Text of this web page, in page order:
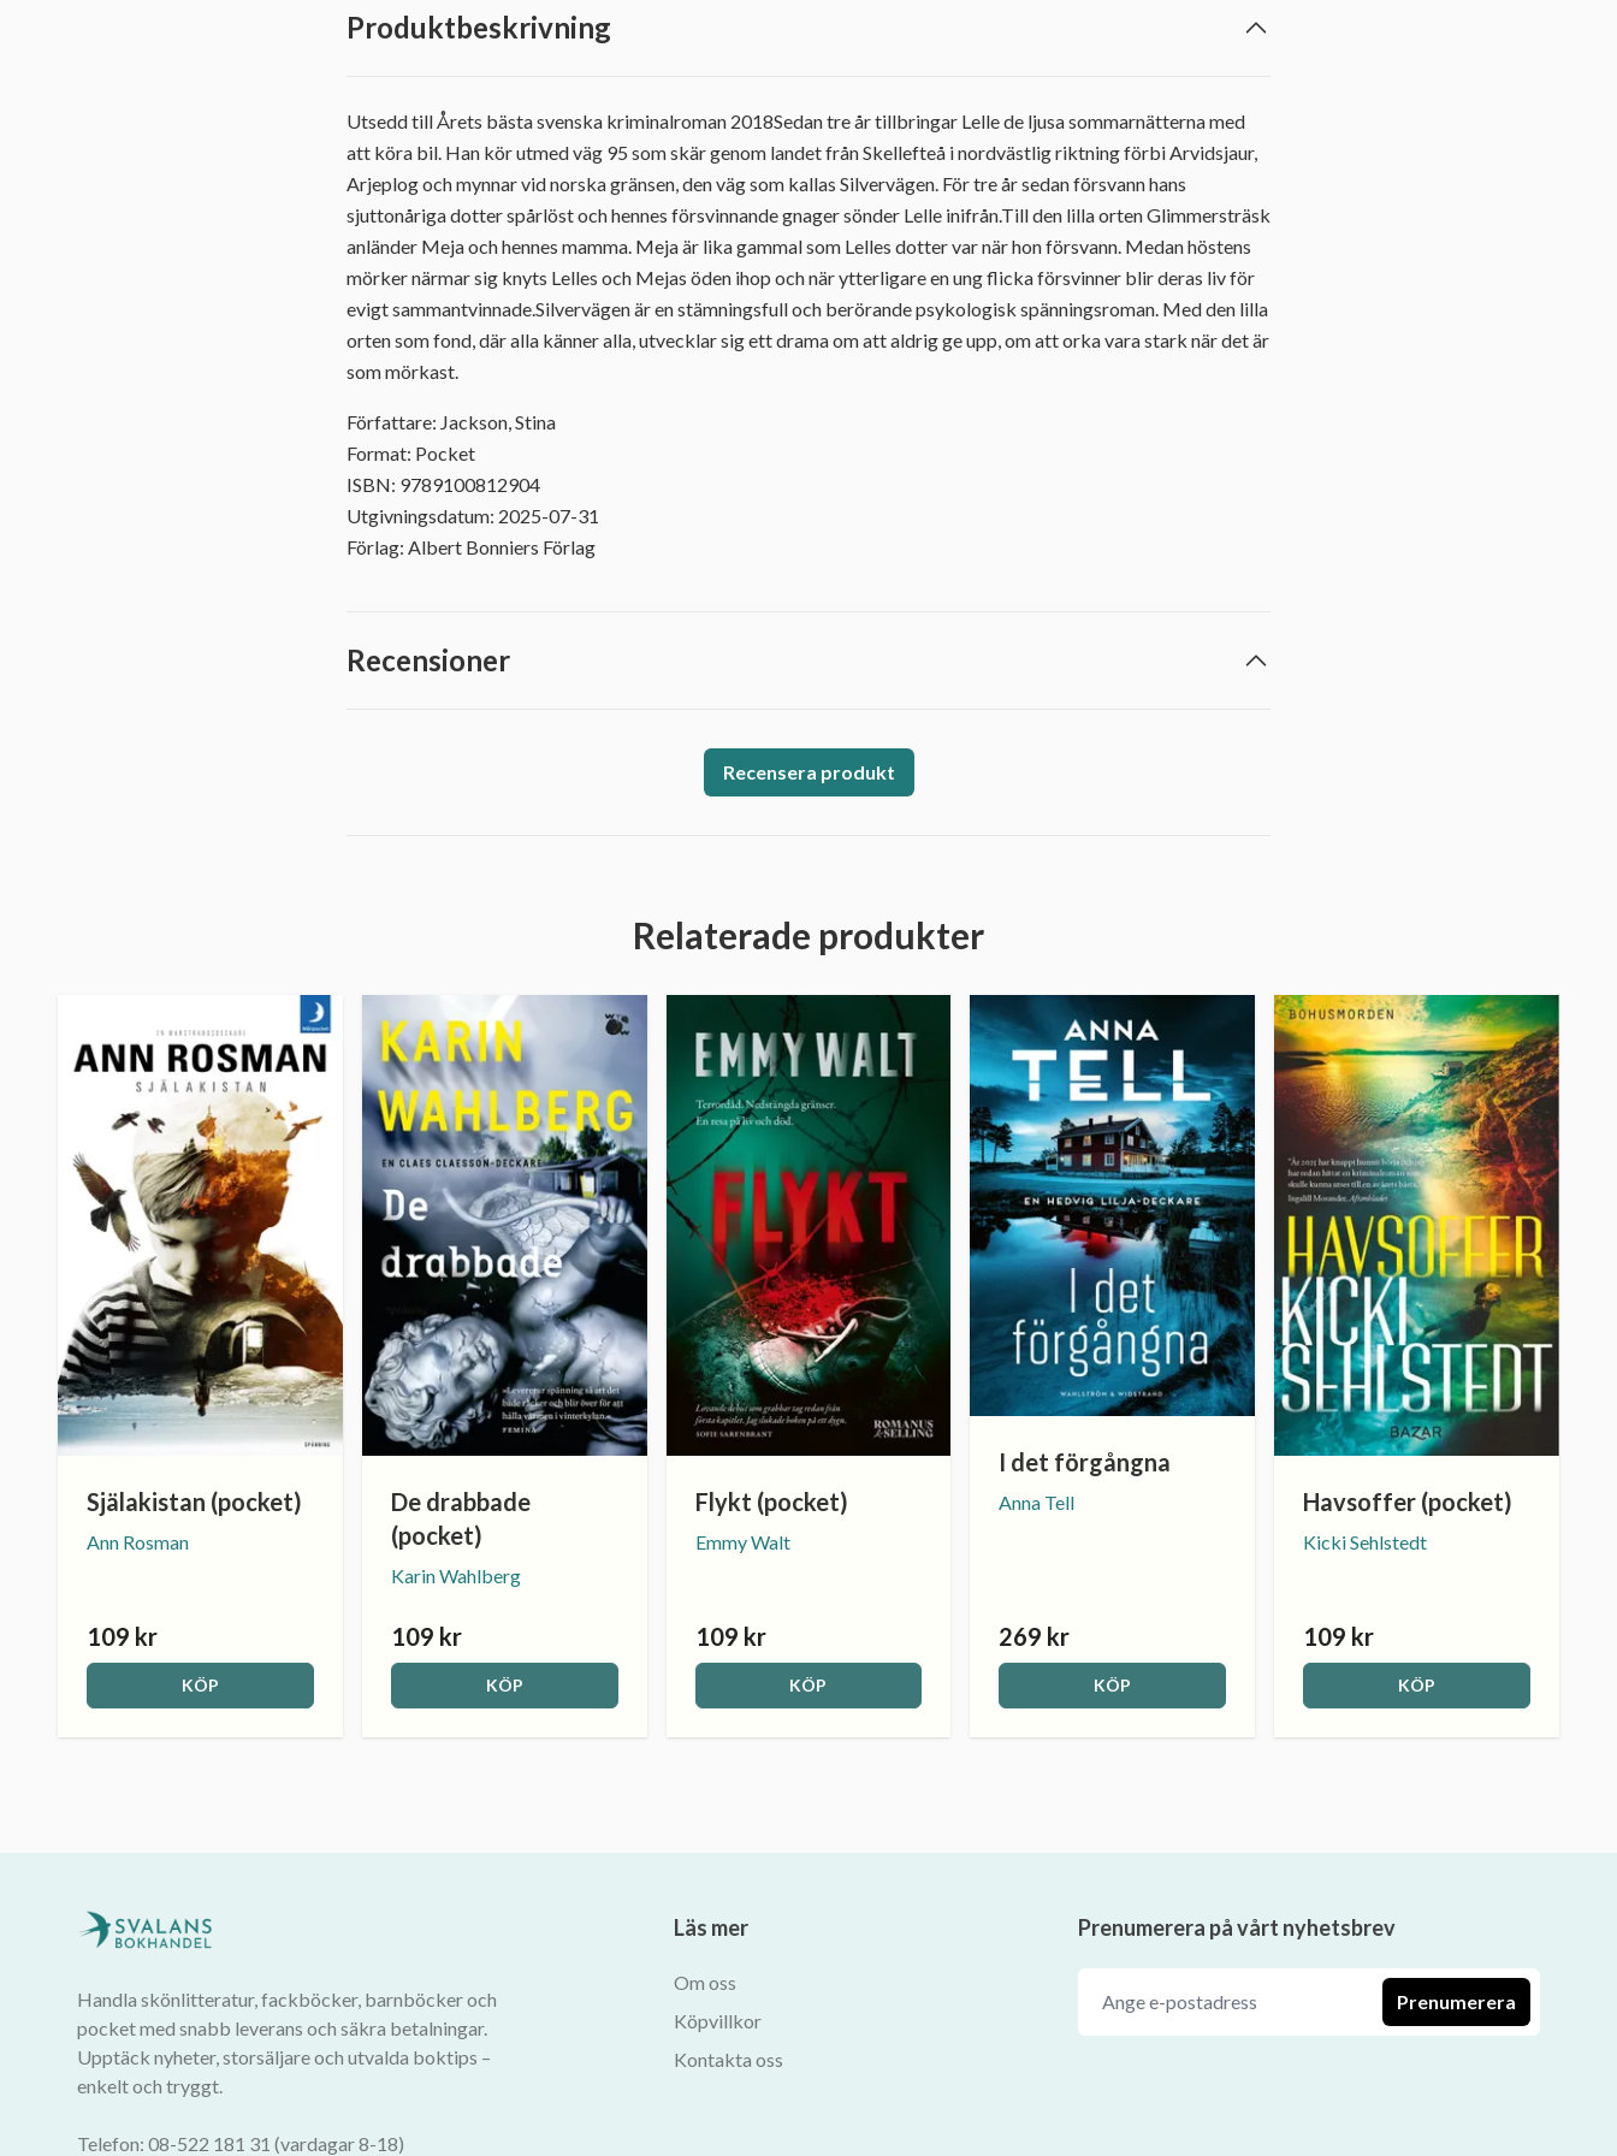
Produktbeskrivning
Utsedd till Årets bästa svenska kriminalroman 2018Sedan tre år tillbringar Lelle de ljusa sommarnätterna med
att köra bil. Han kör utmed väg 95 som skär genom landet från Skellefteå i nordvästlig riktning förbi Arvidsjaur,
Arjeplog och mynnar vid norska gränsen, den väg som kallas Silvervägen. För tre år sedan försvann hans
sjuttonåriga dotter spårlöst och hennes försvinnande gnager sönder Lelle inifrån.Till den lilla orten Glimmersträsk
anländer Meja och hennes mamma. Meja är lika gammal som Lelles dotter var när hon försvann. Medan höstens
mörker närmar sig knyts Lelles och Mejas öden ihop och när ytterligare en ung flicka försvinner blir deras liv för
evigt sammantvinnade.Silvervägen är en stämningsfull och berörande psykologisk spänningsroman. Med den lilla
orten som fond, där alla känner alla, utvecklar sig ett drama om att aldrig ge upp, om att orka vara stark när det är
som mörkast.
Författare: Jackson, Stina
Format: Pocket
ISBN: 9789100812904
Utgivningsdatum: 2025-07-31
Förlag: Albert Bonniers Förlag
Recensioner
Recensera produkt
Relaterade produkter
Själakistan (pocket)
Ann Rosman
109 kr
KÖP
De drabbade
(pocket)
Karin Wahlberg
109 kr
KÖP
Flykt (pocket)
Emmy Walt
109 kr
KÖP
I det förgångna
Anna Tell
269 kr
KÖP
Havsoffer (pocket)
Kicki Sehlstedt
109 kr
KÖP
Handla skönlitteratur, fackböcker, barnböcker och
pocket med snabb leverans och säkra betalningar.
Upptäck nyheter, storsäljare och utvalda boktips –
enkelt och tryggt.
Telefon: 08-522 181 31 (vardagar 8-18)
Läs mer
Om oss
Köpvillkor
Kontakta oss
Prenumerera på vårt nyhetsbrev
Prenumerera